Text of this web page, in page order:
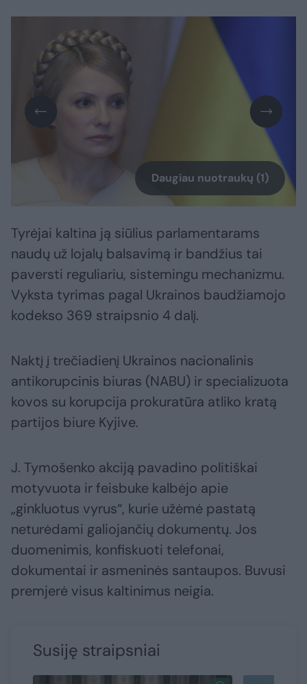
Daugiau nuotraukų (1)
Tyrėjai kaltina ją siūlius parlamentarams
naudų už lojalų balsavimą ir bandžius tai
paversti reguliariu, sistemingu mechanizmu.
Vyksta tyrimas pagal Ukrainos baudžiamojo
kodekso 369 straipsnio 4 dalį.
Naktį į trečiadienį Ukrainos nacionalinis
antikorupcinis biuras (NABU) ir specializuota
kovos su korupcija prokuratūra atliko kratą
partijos biure Kyjive.
J. Tymošenko akciją pavadino politiškai
motyvuota ir feisbuke kalbėjo apie
„ginkluotus vyrus“, kurie užėmė pastatą
neturėdami galiojančių dokumentų. Jos
duomenimis, konfiskuoti telefonai,
dokumentai ir asmeninės santaupos. Buvusi
premjerė visus kaltinimus neigia.
Susiję straipsniai